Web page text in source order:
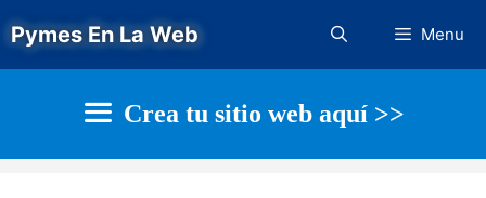
al
contenido
Pymes En La Web Menu
Crea tu sitio web aquí >>